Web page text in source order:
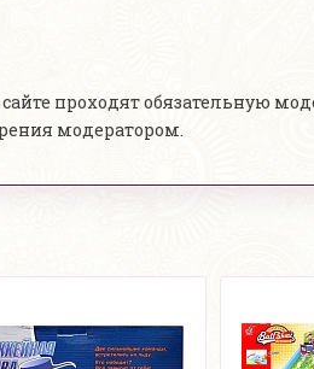
проходят обязательную
модератором.